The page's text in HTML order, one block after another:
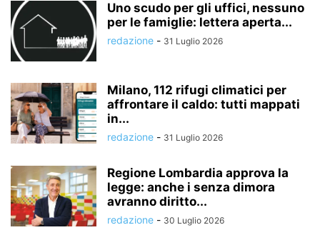
Uno scudo per gli uffici, nessuno
per le famiglie: lettera aperta...
redazione - 31 Luglio 2026
Milano, 112 rifugi climatici per
affrontare il caldo: tutti mappati
in...
redazione - 31 Luglio 2026
Regione Lombardia approva la
legge: anche i senza dimora
avranno diritto...
redazione - 30 Luglio 2026